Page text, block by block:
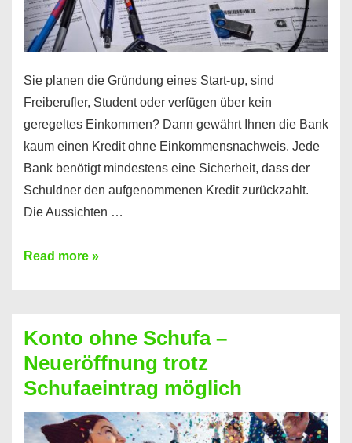
Sie planen die Gründung eines Start-up, sind
Freiberufler, Student oder verfügen über kein
geregeltes Einkommen? Dann gewährt Ihnen die Bank
kaum einen Kredit ohne Einkommensnachweis. Jede
Bank benötigt mindestens eine Sicherheit, dass der
Schuldner den aufgenommenen Kredit zurückzahlt.
Die Aussichten …
Mit
Sie
einen
Kredit
ohne
Einkommensnachweis
Read more »
Konto ohne Schufa –
Neueröffnung trotz
Schufaeintrag möglich